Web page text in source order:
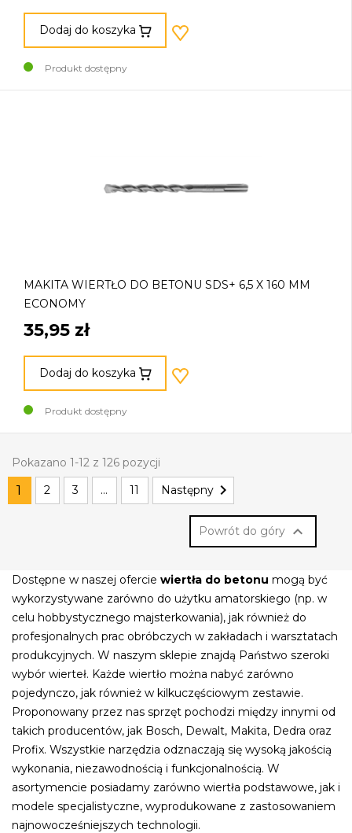
Dodaj do koszyka
Produkt dostępny
MAKITA WIERTŁO DO BETONU SDS+ 6,5 X 160 MM
ECONOMY
35,95 zł
Dodaj do koszyka
Produkt dostępny
Pokazano 1-12 z 126 pozycji
1 2 3 … 11 Następny 
Powrót do góry 
Dostępne w naszej ofercie wiertła do betonu mogą być
wykorzystywane zarówno do użytku amatorskiego (np. w
celu hobbystycznego majsterkowania), jak również do
profesjonalnych prac obróbczych w zakładach i warsztatach
produkcyjnych. W naszym sklepie znajdą Państwo szeroki
wybór wierteł. Każde wiertło można nabyć zarówno
pojedynczo, jak również w kilkuczęściowym zestawie.
Proponowany przez nas sprzęt pochodzi między innymi od
takich producentów, jak Bosch, Dewalt, Makita, Dedra oraz
Profix. Wszystkie narzędzia odznaczają się wysoką jakością
wykonania, niezawodnością i funkcjonalnością. W
asortymencie posiadamy zarówno wiertła podstawowe, jak i
modele specjalistyczne, wyprodukowane z zastosowaniem
najnowocześniejszych technologii.